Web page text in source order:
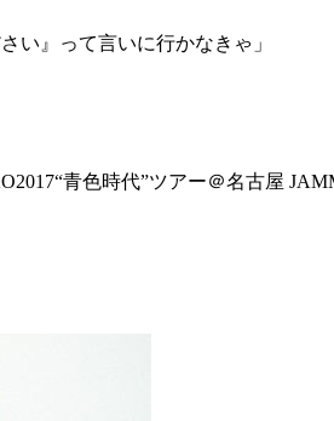
い』って言いに行かなきゃ」
青色時代”ツアー＠名古屋